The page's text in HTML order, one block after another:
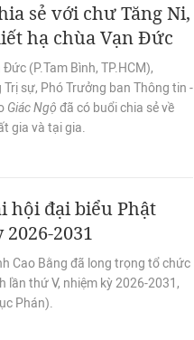
sẻ với chư Tăng Ni,
hạ chùa Vạn Đức
(P.Tam Bình, TP.HCM),
sự, Phó Trưởng ban Thông tin -
Giác Ngộ đã có buổi chia sẻ về
gia và tại gia.
hội đại biểu Phật
2031
Cao Bằng đã long trọng tổ chức
lần thứ V, nhiệm kỳ 2026-2031,
Phán).